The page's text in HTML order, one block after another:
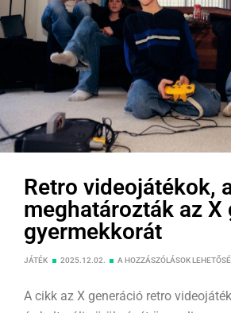
Retro videojátékok,
meghatározták az X
gyermekkorát
JÁTÉK 2025.12.02. A HOZZÁSZÓLÁSOK
A cikk az X generáció retro